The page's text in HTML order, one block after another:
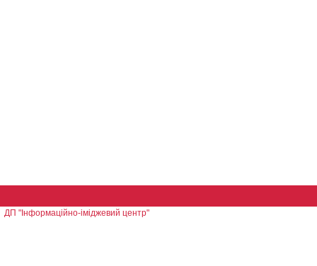
ДП "Інформаційно-іміджевий центр"